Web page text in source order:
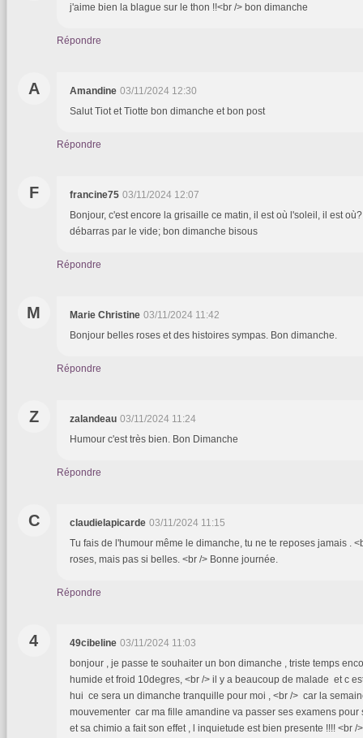
j'aime bien la blague sur le thon !!<br /> bon dimanche
Répondre
A Amandine 03/11/2024 12:30
Salut Tiot et Tiotte bon dimanche et bon post
Répondre
F francine75 03/11/2024 12:07
Bonjour, c'est encore la grisaille ce matin, il est où l'soleil, il est
débarras par le vide; bon dimanche bisous
Répondre
M Marie Christine 03/11/2024 11:42
Bonjour belles roses et des histoires sympas. Bon dimanche.
Répondre
Z zalandeau 03/11/2024 11:24
Humour c'est très bien. Bon Dimanche
Répondre
C claudielapicarde 03/11/2024 11:15
Tu fais de l'humour même le dimanche, tu ne te reposes jamais .
roses, mais pas si belles. <br /> Bonne journée.
Répondre
4 49cibeline 03/11/2024 11:03
bonjour , je passe te souhaiter un bon dimanche , triste temps
humide et froid 10degres, <br /> il y a beaucoup de malade et c
hui ce sera un dimanche tranquille pour moi , <br /> car la
mouvementer car ma fille amandine va passer ses examens
et sa chimio a fait son effet , l inquietude est bien presente !!!! <br /